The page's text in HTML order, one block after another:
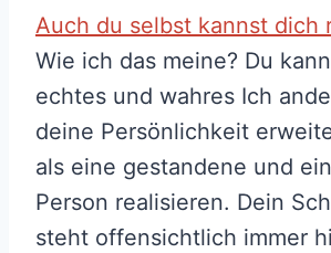
Auch du selbst kannst dich
Wie ich das meine? Du
echtes und wahres Ich
deine Persönlichkeit
als eine gestandene und
Person realisieren. Dein
steht offensichtlich immer